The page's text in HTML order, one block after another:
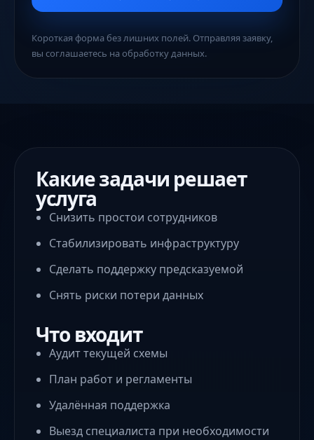
Короткая форма без лишних полей. Отправляя заявку,
вы соглашаетесь на обработку данных.
Какие задачи решает
услуга
Снизить простои сотрудников
Стабилизировать инфраструктуру
Сделать поддержку предсказуемой
Снять риски потери данных
Что входит
Аудит текущей схемы
План работ и регламенты
Удалённая поддержка
Выезд специалиста при необходимости